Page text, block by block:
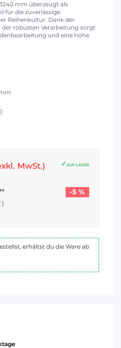
mm überzeugt als
für die zuverlässige
Reihenkultur. Dank der
robusten Verarbeitung sorgt
und eine hohe
AUF LAGER
MwSt.)
-5 %
)
erhältst du die Ware ab